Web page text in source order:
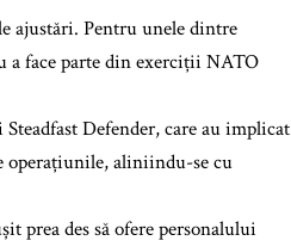
ajustări. Pentru unele dintre
face parte din exerciții NATO
Defender, care au implicat
operațiunile, aliniindu-se cu
prea des să ofere personalului